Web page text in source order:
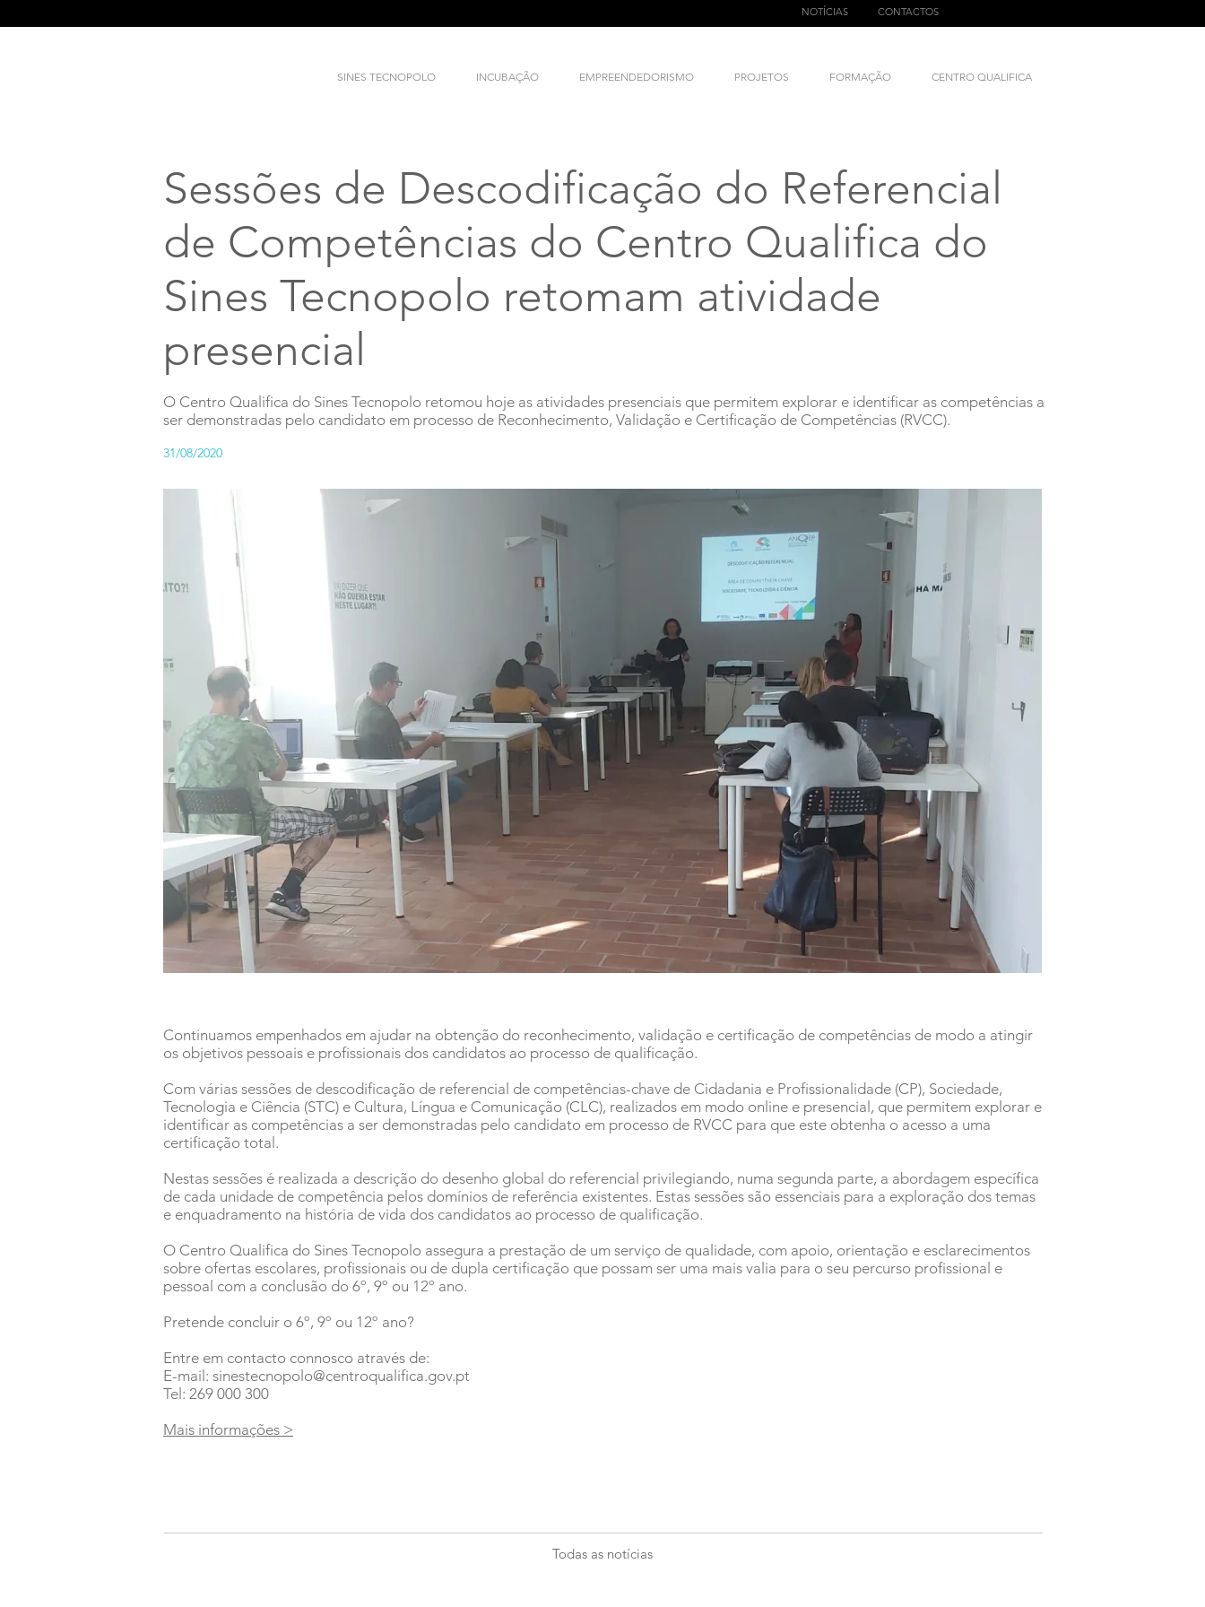
NOTÍCIAS CONTACTOS
SINES TECNOPOLO INCUBAÇÃO EMPREENDEDORISMO PROJETOS FORMAÇÃO CENTRO QUALIFICA
Sessões de Descodificação do Referencial
de Competências do Centro Qualifica do
Sines Tecnopolo retomam atividade
presencial
O Centro Qualifica do Sines Tecnopolo retomou hoje as atividades presenciais que permitem explorar e identificar as competências a
ser demonstradas pelo candidato em processo de Reconhecimento, Validação e Certificação de Competências (RVCC).
31/08/2020
Continuamos empenhados em ajudar na obtenção do reconhecimento, validação e certificação de competências de modo a atingir
os objetivos pessoais e profissionais dos candidatos ao processo de qualificação.
Com várias sessões de descodificação de referencial de competências-chave de Cidadania e Profissionalidade (CP), Sociedade,
Tecnologia e Ciência (STC) e Cultura, Língua e Comunicação (CLC), realizados em modo online e presencial, que permitem explorar e
identificar as competências a ser demonstradas pelo candidato em processo de RVCC para que este obtenha o acesso a uma
certificação total.
Nestas sessões é realizada a descrição do desenho global do referencial privilegiando, numa segunda parte, a abordagem específica
de cada unidade de competência pelos domínios de referência existentes. Estas sessões são essenciais para a exploração dos temas
e enquadramento na história de vida dos candidatos ao processo de qualificação.
O Centro Qualifica do Sines Tecnopolo assegura a prestação de um serviço de qualidade, com apoio, orientação e esclarecimentos
sobre ofertas escolares, profissionais ou de dupla certificação que possam ser uma mais valia para o seu percurso profissional e
pessoal com a conclusão do 6º, 9º ou 12º ano.
Pretende concluir o 6º, 9º ou 12º ano?
Entre em contacto connosco através de:
E-mail: sinestecnopolo@centroqualifica.gov.pt
Tel: 269 000 300
Mais informações >
Todas as notícias